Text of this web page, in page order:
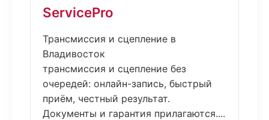
ServicePro
Трансмиссия и сцепление в
Владивосток
трансмиссия и сцепление без
очередей: онлайн-запись, быстрый
приём, честный результат.
Документы и гарантия прилагаются....